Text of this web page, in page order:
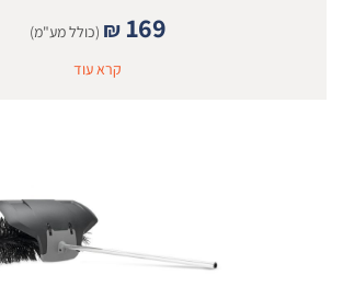
₪ 169
(כולל מע"מ)
קרא עוד